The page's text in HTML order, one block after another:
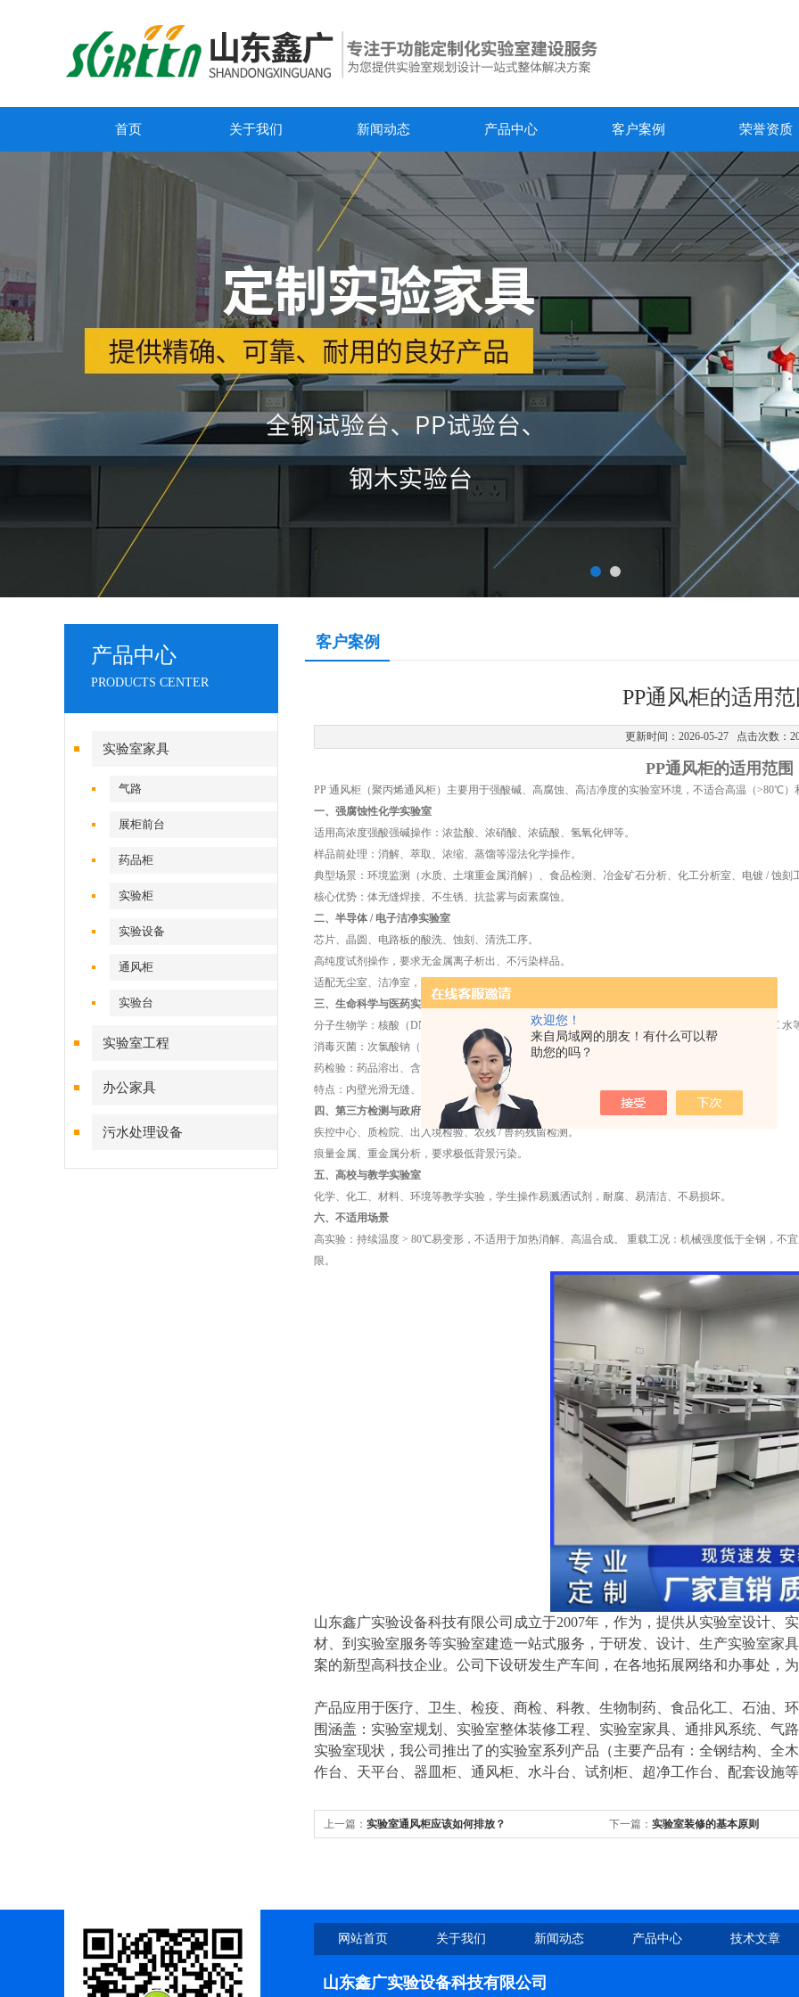
欢迎您！
来自局域网的朋友！有什么可以帮
助您的吗？
首页 关于我们 新闻动态 产品中心 客户案例 荣誉资质
产品中心
PRODUCTS CENTER
实验室家具
气路
展柜前台
药品柜
实验柜
实验设备
通风柜
实验台
实验室工程
办公家具
污水处理设备
客户案例
PP通风柜的适用范
更新时间：2026-05-27 点击次数：
PP通风柜的适用范围
PP 通风柜（聚丙烯通风柜）主要用于强酸碱、高腐蚀、高洁净度的实验室环境，不适合高温（>80℃）
一、强腐蚀性化学实验室
适用高浓度强酸强碱操作：浓盐酸、浓硝酸、浓硫酸、氢氧化钾等。
样品前处理：消解、萃取、浓缩、蒸馏等湿法化学操作。
典型场景：环境监测（水质、土壤重金属消解）、食品检测、冶金矿石分析、化工分析室、电镀 / 蚀刻
核心优势：体无缝焊接、不生锈、抗盐雾与卤素腐蚀。
二、半导体 / 电子洁净实验室
芯片、晶圆、电路板的酸洗、蚀刻、清洗工序。
高纯度试剂操作，要求无金属离子析出、不污染样品。
适配无尘室、洁净室，防静电、不易产尘。
三、生命科学与医药实验室
分子生物学：核酸（DNA/RNA）提取、PCR、细胞培养，使用乙醇、异丙醇、氯仿、Trizol、DEPC 水
消毒灭菌：次氯酸钠（84）、过氧乙酸等含氯 / 强氧化性消毒剂。
药检验：药品溶出、含量测定、杂质分析；GMP 车间、无菌室。
特点：内壁光滑无缝、易清洁、耐常用消毒剂、无 RNase/DNase 污染。
四、第三方检测与政府科研机构
疾控中心、质检院、出入境检验、农残 / 兽药残留检测。
痕量金属、重金属分析，要求极低背景污染。
五、高校与教学实验室
化学、化工、材料、环境等教学实验，学生操作易溅洒试剂，耐腐、易清洁、不易损坏。
六、不适用场景
高实验：持续温度 > 80℃易变形，不适用于加热消解、高温合成。 重载工况：机械强度低于全钢，不
限。
山东鑫广实验设备科技有限公司成立于2007年，作为，提供从实验室设计、
材、到实验室服务等实验室建造一站式服务，于研发、设计、生产实验室家
案的新型高科技企业。公司下设研发生产车间，在各地拓展网络和办事处，为
产品应用于医疗、卫生、检疫、商检、科教、生物制药、食品化工、石油、
围涵盖：实验室规划、实验室整体装修工程、实验室家具、通排风系统、气
实验室现状，我公司推出了的实验室系列产品（主要产品有：全钢结构、全
作台、天平台、器皿柜、通风柜、水斗台、试剂柜、超净工作台、配套设施等
上一篇： 实验室通风柜应该如何排放？ 下一篇： 实验室装修的基本原则
网站首页 关于我们 新闻动态 产品中心 技术文章
山东鑫广实验设备科技有限公司